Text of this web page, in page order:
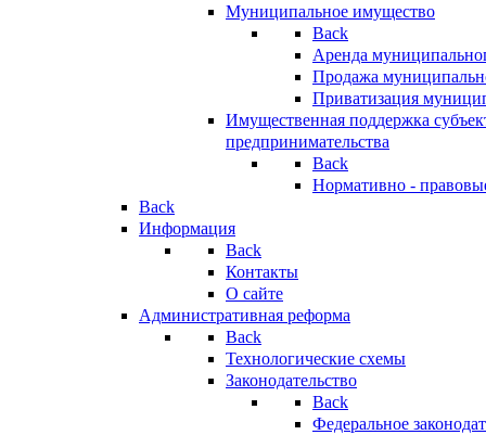
Муниципальное имущество
Back
Аренда
Продажа
Приватизация
Имущественная поддержка
предпринимательства
Back
Нормативно -
Back
Информация
Back
Контакты
О сайте
Административная реформа
Back
Технологические схемы
Законодательство
Back
Федеральное